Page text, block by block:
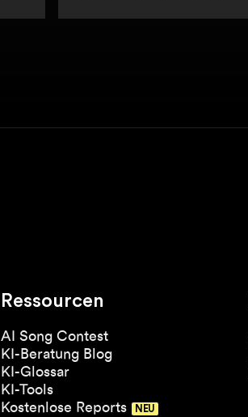
Ressourcen
AI Song Contest
KI-Beratung Blog
KI-Glossar
KI-Tools
Kostenlose Reports